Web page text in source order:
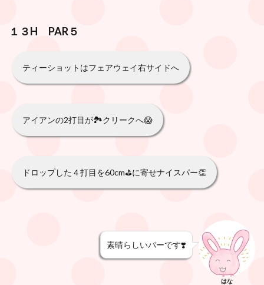
１３H PAR５
ティーショットはフェアウェイ右サイドへ
アイアンの2打目が🏞クリークへ😱
ドロップした４打目を60cm⛳️に寄せナイスパー👏
素晴らしいパーです❣️
はな